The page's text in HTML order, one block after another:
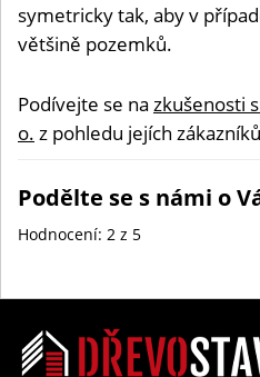
symetricky tak, aby v
většině pozemků.
Podívejte se na zkušenosti
o. z pohledu jejích
Podělte se s námi o
Hodnocení: 2 z 5